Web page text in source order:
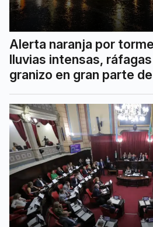
Alerta naranja por
lluvias intensas,
granizo en gran parte